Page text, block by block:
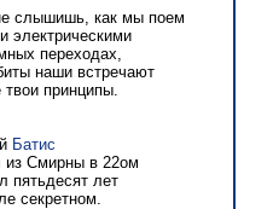
слышишь, как мы поем
электрическими
переходах,
наши встречают
твои принципы.
Батис
из Смирны в 22ом
пятьдесят лет
секретном.